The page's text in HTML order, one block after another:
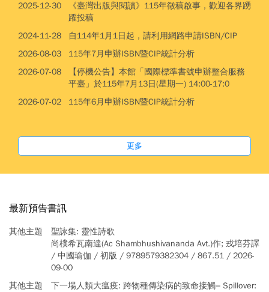
2025-12-30
《臺灣出版與閱讀》115年徵稿啟事，歡迎各界踴
躍投稿
2024-11-28
自114年1月1日起，請利用網路申請ISBN/CIP
2026-08-03
115年7月申辦ISBN暨CIP統計分析
2026-07-08
【停機公告】本館「國際標準書號申辦整合服務
平臺」於115年7月13日(星期一) 14:00-17:0
2026-07-02
115年6月申辦ISBN暨CIP統計分析
更多
最新預告書訊
其他主題
聖詠集: 靈性詩歌
尚樸希瓦南達(Ac Shambhushivananda Avt.)作; 戎培芬譯
/ 中國瑜伽 / 初版 / 9789579382304 / 867.51 / 2026-
09-00
其他主題
下一場人類大瘟疫: 跨物種傳染病的致命接觸= Spillover: